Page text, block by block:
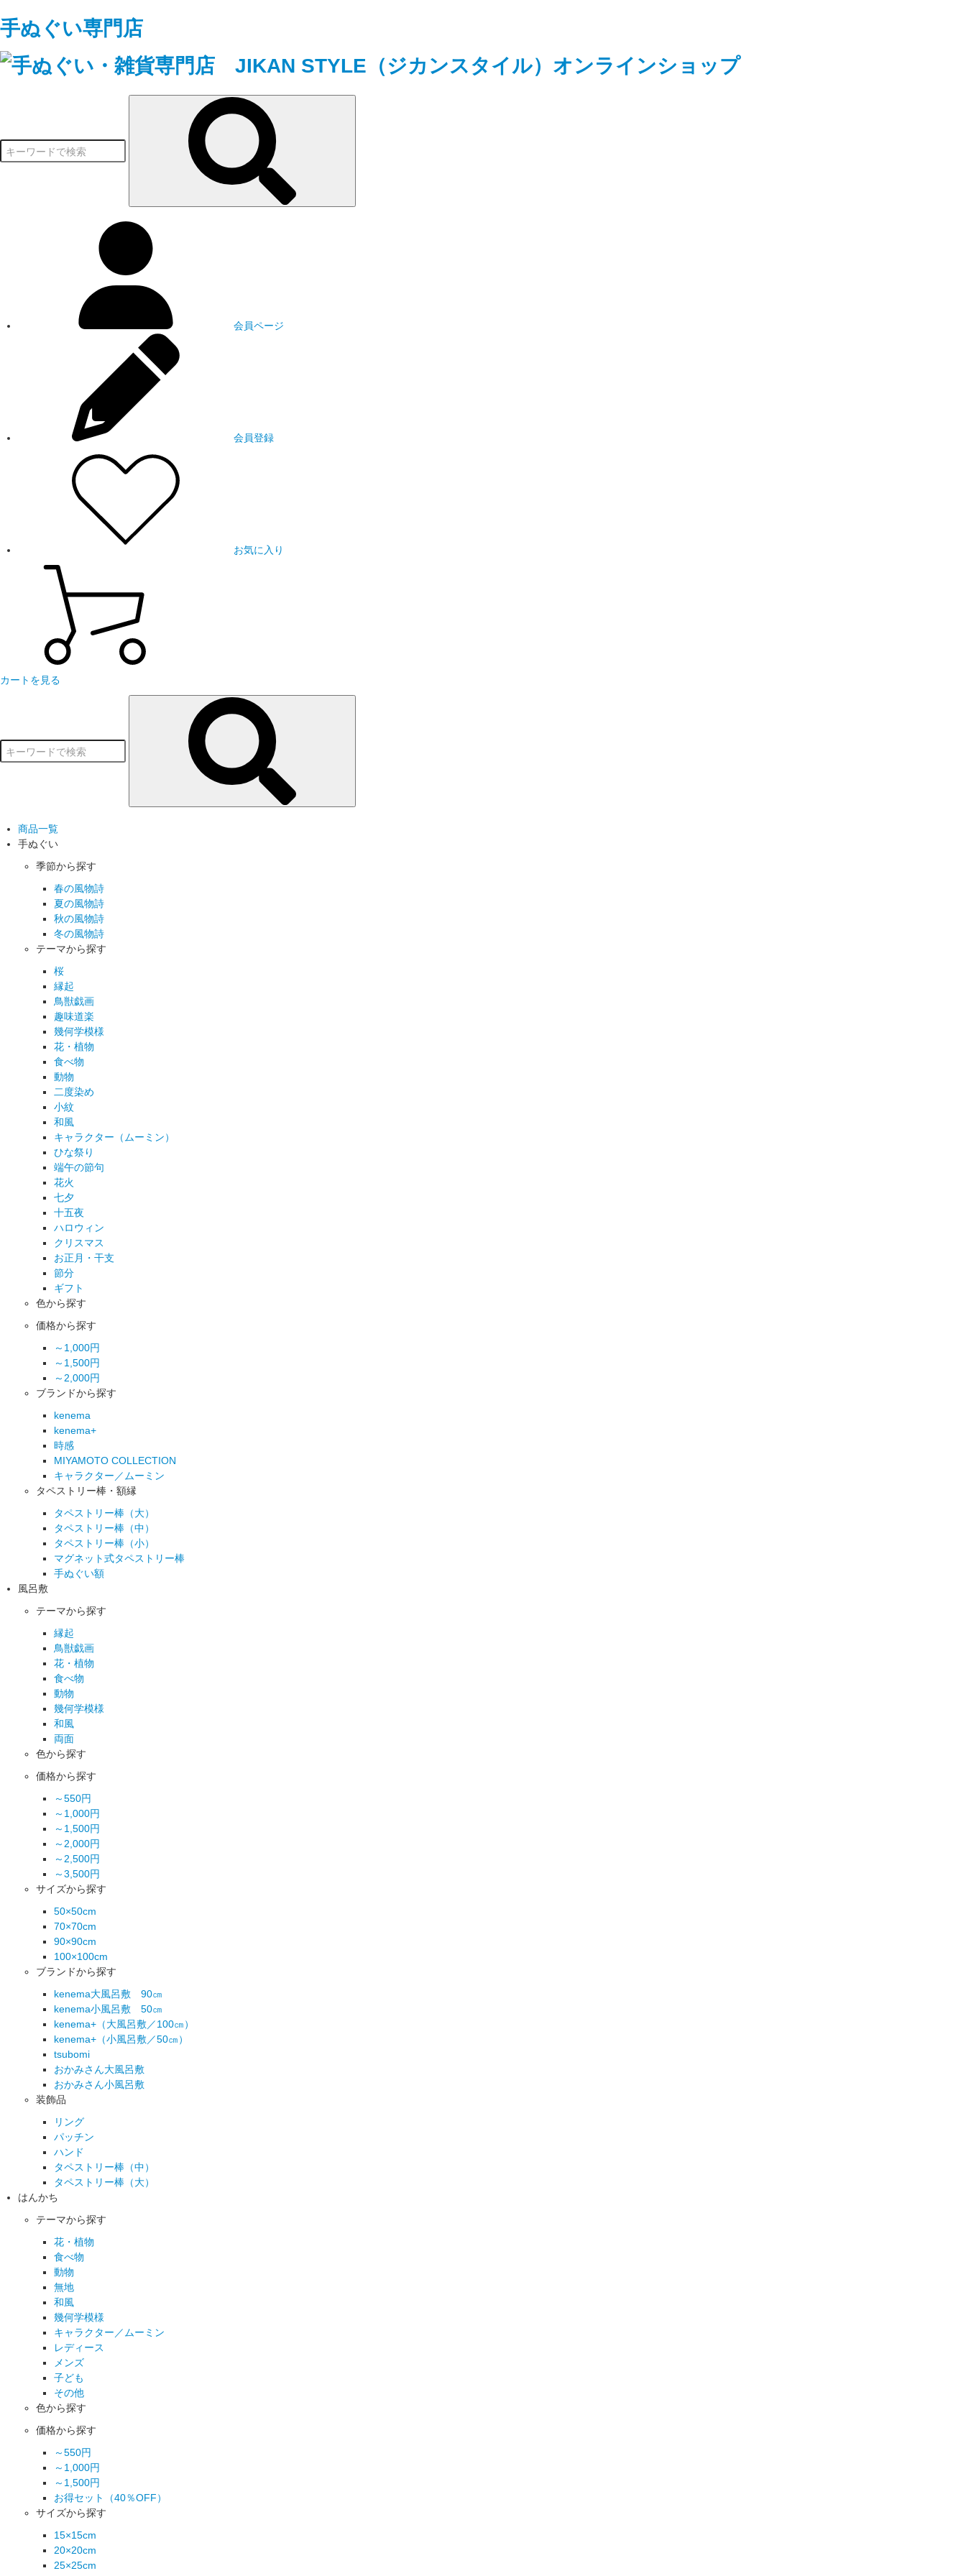
手ぬぐい専門店
会員ページ
会員登録
お気に入り
カートを見る
商品一覧
手ぬぐい
季節から探す
春の風物詩
夏の風物詩
秋の風物詩
冬の風物詩
テーマから探す
桜
縁起
鳥獣戯画
趣味道楽
幾何学模様
花・植物
食べ物
動物
二度染め
小紋
和風
キャラクター（ムーミン）
ひな祭り
端午の節句
花火
七夕
十五夜
ハロウィン
クリスマス
お正月・干支
節分
ギフト
色から探す
価格から探す
～1,000円
～1,500円
～2,000円
ブランドから探す
kenema
kenema+
時感
MIYAMOTO COLLECTION
キャラクター／ムーミン
タペストリー棒・額縁
タペストリー棒（大）
タペストリー棒（中）
タペストリー棒（小）
マグネット式タペストリー棒
手ぬぐい額
風呂敷
テーマから探す
縁起
鳥獣戯画
花・植物
食べ物
動物
幾何学模様
和風
両面
色から探す
価格から探す
～550円
～1,000円
～1,500円
～2,000円
～2,500円
～3,500円
サイズから探す
50×50cm
70×70cm
90×90cm
100×100cm
ブランドから探す
kenema大風呂敷 90㎝
kenema小風呂敷 50㎝
kenema+（大風呂敷／100㎝）
kenema+（小風呂敷／50㎝）
tsubomi
おかみさん大風呂敷
おかみさん小風呂敷
装飾品
リング
パッチン
ハンド
タペストリー棒（中）
タペストリー棒（大）
はんかち
テーマから探す
花・植物
食べ物
動物
無地
和風
幾何学模様
キャラクター／ムーミン
レディース
メンズ
子ども
その他
色から探す
価格から探す
～550円
～1,000円
～1,500円
お得セット（40％OFF）
サイズから探す
15×15cm
20×20cm
25×25cm